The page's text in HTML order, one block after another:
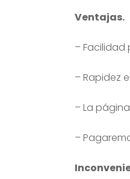
Ventajas.
–
– Rapidez
– La
–